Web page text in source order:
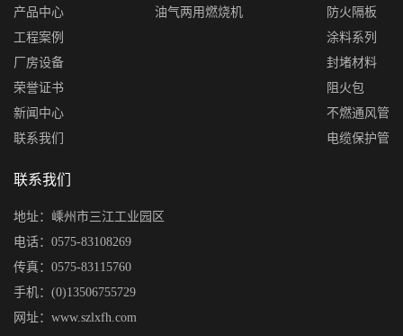
产品中心
工程案例
厂房设备
荣誉证书
新闻中心
联系我们
油气两用燃烧机
防火隔板
涂料系列
封堵材料
阻火包
不燃通风管
电缆保护管
联系我们
地址：嵊州市三江工业园区
电话：0575-83108269
传真：0575-83115760
手机：(0)13506755729
网址：www.szlxfh.com